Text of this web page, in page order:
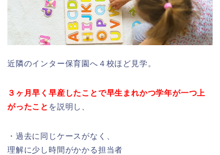
近隣のインター保育園へ４校ほど見学。
３ヶ月早く早産したことで早生まれかつ学年が一つ上
がったこと を説明し、
・過去に同じケースがなく、
理解に少し時間がかかる担当者